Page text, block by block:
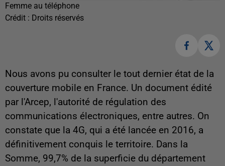
Femme au téléphone
Crédit : Droits réservés
Nous avons pu consulter le tout dernier état de la
couverture mobile en France. Un document édité
par l'Arcep, l'autorité de régulation des
communications électroniques, entre autres. On
constate que la 4G, qui a été lancée en 2016, a
définitivement conquis le territoire. Dans la
Somme, 99,7% de la superficie du département